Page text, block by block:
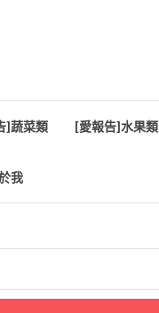
]蔬菜類 [愛報告]水果類
我